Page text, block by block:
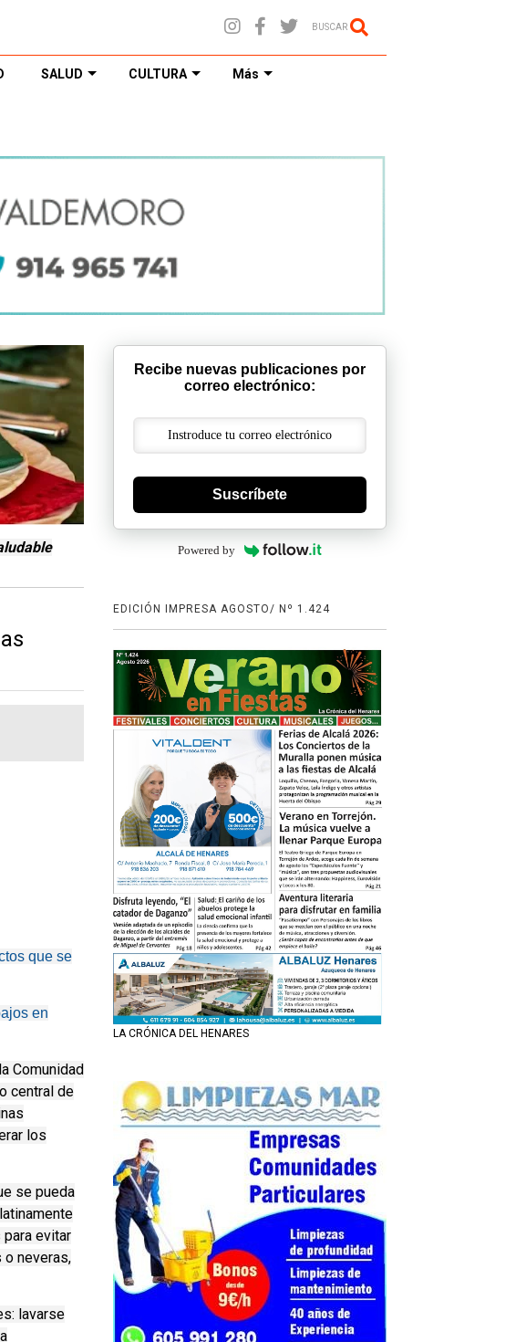
BUSCAR
SALUD CULTURA Más
que se
en
Comunidad
central de
los
se pueda
evitar
neveras,
lavarse
Recibe nuevas publicaciones por
correo electrónico:
Suscríbete
Powered by
EDICIÓN IMPRESA AGOSTO/ Nº 1.424
LA CRÓNICA DEL HENARES